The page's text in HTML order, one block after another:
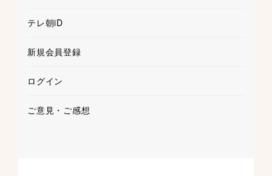
テレ朝iD
新規会員登録
ログイン
ご意見・ご感想